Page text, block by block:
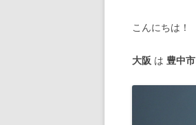
こんにちは！
大阪 は 豊中市